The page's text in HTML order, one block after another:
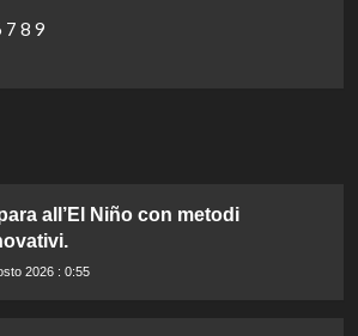
7 8 9
all’El Niño con metodi
2026 : 0:55